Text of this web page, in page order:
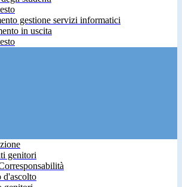
gestione servizi informatici
in uscita
genitori
d'ascolto